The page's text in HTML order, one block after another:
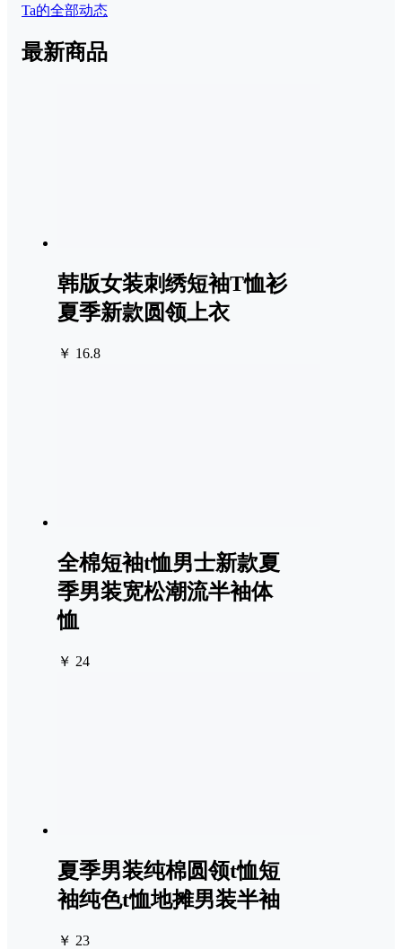
Ta的全部动态
最新商品
韩版女装刺绣短袖T恤衫
夏季新款圆领上衣
￥ 16.8
全棉短袖t恤男士新款夏
季男装宽松潮流半袖体
恤
￥ 24
夏季男装纯棉圆领t恤短
袖纯色t恤地摊男装半袖
￥ 23